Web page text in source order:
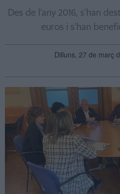
Des de l’any 2016, s’han
euros i s’han
Dilluns, 27 de març